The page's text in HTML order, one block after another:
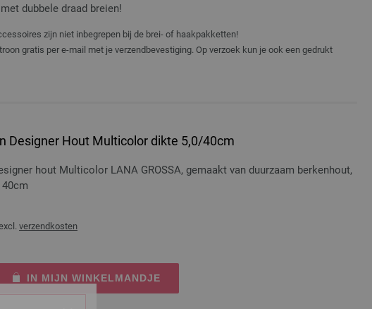
dubbele draad breien!
zijn niet inbegrepen bij de brei- of haakpakketten!
gratis per e-mail met je verzendbevestiging. Op verzoek kun je ook een gedrukt
Designer Hout Multicolor dikte 5,0/40cm
hout Multicolor LANA GROSSA, gemaakt van duurzaam berkenhout,
verzendkosten
IN MIJN WINKELMANDJE